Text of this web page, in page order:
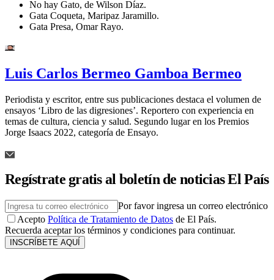
No hay Gato, de Wilson Díaz.
Gata Coqueta, Maripaz Jaramillo.
Gata Presa, Omar Rayo.
Luis Carlos Bermeo Gamboa Bermeo
Periodista y escritor, entre sus publicaciones destaca el volumen de
ensayos ‘Libro de las digresiones’. Reportero con experiencia en
temas de cultura, ciencia y salud. Segundo lugar en los Premios
Jorge Isaacs 2022, categoría de Ensayo.
Regístrate gratis al boletín de noticias El País
Por favor ingresa un correo electrónico
Acepto Política de Tratamiento de Datos de El País.
Recuerda aceptar los términos y condiciones para continuar.
INSCRÍBETE AQUÍ